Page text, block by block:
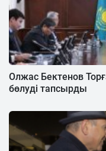
Олжас Бектенов
бөлуді тапсырды